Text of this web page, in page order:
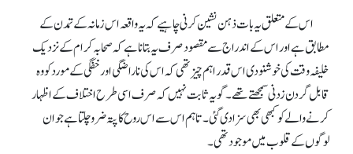
اس کے متعلق یہ بات ذہن نشین کرنی چاہیے کہ یہ واقعہ اس زمانہ کے تمدن کے
مطابق ہے اور اس کے اندراج سے مقصود صرف یہ بتانا ہے کہ صحابہ کرام کے نزدیک
خلیفہ وقت کی خوشنودی اس قدر اہم چیز تھی کہ اس کی ناراضگی اور خفگی کے مورد کو وہ
قابل گردن زدنی سمجھتے تھے۔ گو یہ ثابت نہیں کہ صرف اسی طرح اختلاف کے اظہار
کرنے والے کو کبھی بھی سزا دی گئی۔ تاہم اس سے اس روح کا پتہ ضرو چلتا ہے جو ان
لوگوں کے قلو ب میں موجو دتھی۔